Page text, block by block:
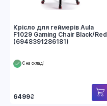
Крісло для геймерів Aula
F1029 Gaming Chair Black/Red
(6948391286181)
Є на складі
6499₴